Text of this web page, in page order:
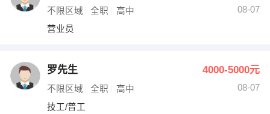
不限区域 全职 高中
08-07
营业员
罗先生 4000-5000元
不限区域 全职 高中
08-07
技工/普工